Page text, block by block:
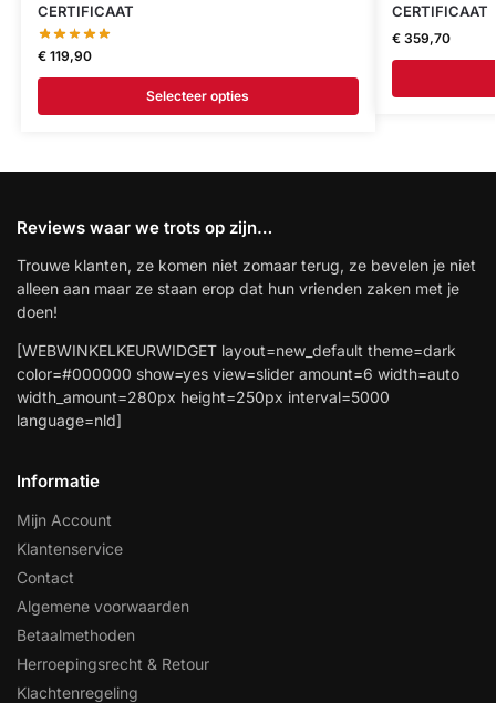
CERTIFICAAT
€119,90
Selecteer opties
CERTIFICAAT
€359,70
Reviews waar we trots op zijn…
Trouwe klanten, ze komen niet zomaar terug, ze bevelen je niet
alleen aan maar ze staan erop dat hun vrienden zaken met je
doen!
[WEBWINKELKEURWIDGET layout=new_default theme=dark
color=#000000 show=yes view=slider amount=6 width=auto
width_amount=280px height=250px interval=5000
language=nld]
Informatie
Mijn Account
Klantenservice
Contact
Algemene voorwaarden
Betaalmethoden
Herroepingsrecht & Retour
Klachtenregeling